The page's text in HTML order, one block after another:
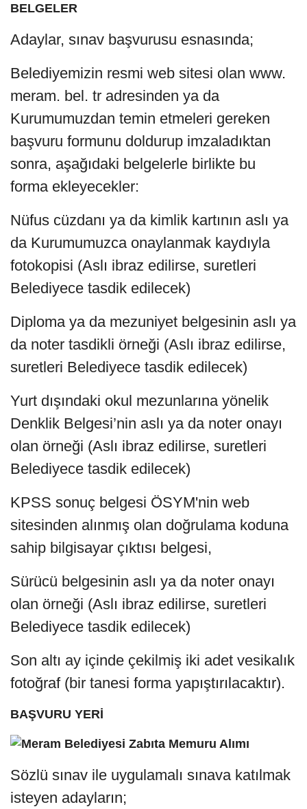
BELGELER
Adaylar, sınav başvurusu esnasında;
Belediyemizin resmi web sitesi olan www.
meram. bel. tr adresinden ya da
Kurumumuzdan temin etmeleri gereken
başvuru formunu doldurup imzaladıktan
sonra, aşağıdaki belgelerle birlikte bu
forma ekleyecekler:
Nüfus cüzdanı ya da kimlik kartının aslı ya
da Kurumumuzca onaylanmak kaydıyla
fotokopisi (Aslı ibraz edilirse, suretleri
Belediyece tasdik edilecek)
Diploma ya da mezuniyet belgesinin aslı ya
da noter tasdikli örneği (Aslı ibraz edilirse,
suretleri Belediyece tasdik edilecek)
Yurt dışındaki okul mezunlarına yönelik
Denklik Belgesi’nin aslı ya da noter onayı
olan örneği (Aslı ibraz edilirse, suretleri
Belediyece tasdik edilecek)
KPSS sonuç belgesi ÖSYM'nin web
sitesinden alınmış olan doğrulama koduna
sahip bilgisayar çıktısı belgesi,
Sürücü belgesinin aslı ya da noter onayı
olan örneği (Aslı ibraz edilirse, suretleri
Belediyece tasdik edilecek)
Son altı ay içinde çekilmiş iki adet vesikalık
fotoğraf (bir tanesi forma yapıştırılacaktır).
BAŞVURU YERİ
Sözlü sınav ile uygulamalı sınava katılmak
isteyen adayların;